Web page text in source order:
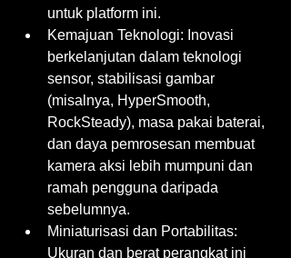
untuk platform ini.
Kemajuan Teknologi: Inovasi
berkelanjutan dalam teknologi
sensor, stabilisasi gambar
(misalnya, HyperSmooth,
RockSteady), masa pakai baterai,
dan daya pemrosesan membuat
kamera aksi lebih mumpuni dan
ramah pengguna daripada
sebelumnya.
Miniaturisasi dan Portabilitas:
Ukuran dan berat perangkat ini